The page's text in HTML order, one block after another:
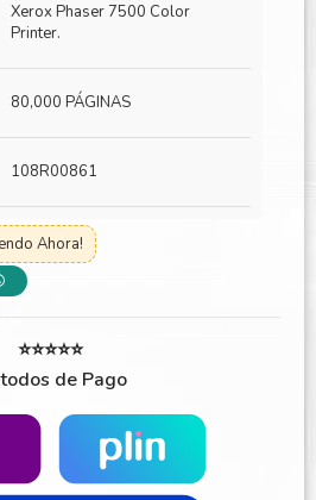
Xerox Phaser 7500 Color
Printer.
80,000 PÁGINAS
108R00861
Ahora!
⭐⭐⭐⭐⭐
de Pago